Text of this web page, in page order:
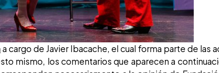
a cargo de Javier Ibacache, el cual forma parte de las
mismo, los comentarios que aparecen a